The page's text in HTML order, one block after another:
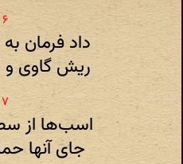
داد فرمان
ریش گاوی و
اسب‌ها از
جای آنها